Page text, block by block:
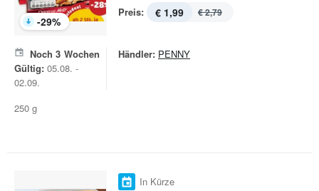
-29%
Preis: € 1,99 € 2,79
Noch 3 Wochen
Gültig: 05.08. -
02.09.
Händler: PENNY
250 g
In Kürze